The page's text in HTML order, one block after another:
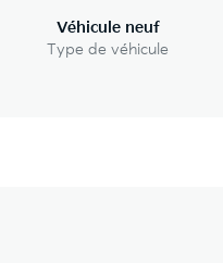
Véhicule neuf
Type de véhicule